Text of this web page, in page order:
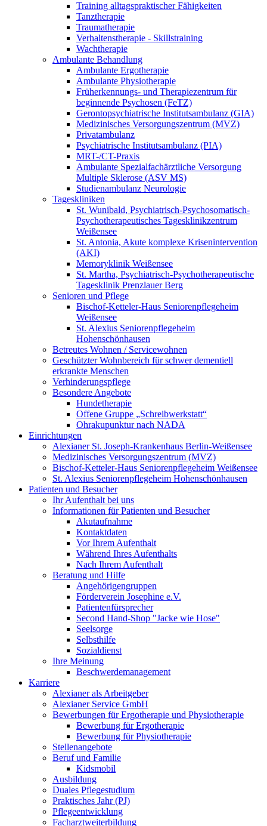
Training alltagspraktischer Fähigkeiten
Tanztherapie
Traumatherapie
Verhaltenstherapie - Skillstraining
Wachtherapie
Ambulante Behandlung
Ambulante Ergotherapie
Ambulante Physiotherapie
Früherkennungs- und Therapiezentrum für
beginnende Psychosen (FeTZ)
Gerontopsychiatrische Institutsambulanz (GIA)
Medizinisches Versorgungszentrum (MVZ)
Privatambulanz
Psychiatrische Institutsambulanz (PIA)
MRT-/CT-Praxis
Ambulante Spezialfachärztliche Versorgung
Multiple Sklerose (ASV MS)
Studienambulanz Neurologie
Tageskliniken
St. Wunibald, Psychiatrisch-Psychosomatisch-
Psychotherapeutisches Tagesklinikzentrum
Weißensee
St. Antonia, Akute komplexe Krisenintervention
(AKI)
Memoryklinik Weißensee
St. Martha, Psychiatrisch-Psychotherapeutische
Tagesklinik Prenzlauer Berg
Senioren und Pflege
Bischof-Ketteler-Haus Seniorenpflegeheim
Weißensee
St. Alexius Seniorenpflegeheim
Hohenschönhausen
Betreutes Wohnen / Servicewohnen
Geschützter Wohnbereich für schwer dementiell
erkrankte Menschen
Verhinderungspflege
Besondere Angebote
Hundetherapie
Offene Gruppe „Schreibwerkstatt“
Ohrakupunktur nach NADA
Einrichtungen
Alexianer St. Joseph-Krankenhaus Berlin-Weißensee
Medizinisches Versorgungszentrum (MVZ)
Bischof-Ketteler-Haus Seniorenpflegeheim Weißensee
St. Alexius Seniorenpflegeheim Hohenschönhausen
Patienten und Besucher
Ihr Aufenthalt bei uns
Informationen für Patienten und Besucher
Akutaufnahme
Kontaktdaten
Vor Ihrem Aufenthalt
Während Ihres Aufenthalts
Nach Ihrem Aufenthalt
Beratung und Hilfe
Angehörigengruppen
Förderverein Josephine e.V.
Patientenfürsprecher
Second Hand-Shop "Jacke wie Hose"
Seelsorge
Selbsthilfe
Sozialdienst
Ihre Meinung
Beschwerdemanagement
Karriere
Alexianer als Arbeitgeber
Alexianer Service GmbH
Bewerbungen für Ergotherapie und Physiotherapie
Bewerbung für Ergotherapie
Bewerbung für Physiotherapie
Stellenangebote
Beruf und Familie
Kidsmobil
Ausbildung
Duales Pflegestudium
Praktisches Jahr (PJ)
Pflegeentwicklung
Facharztweiterbildung